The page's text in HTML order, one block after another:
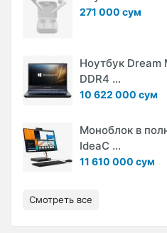
271 000 сум
Ноутбук Dream
DDR4 ...
10 622 000 сум
Моноблок в
IdeaC ...
11 610 000 сум
Смотреть все